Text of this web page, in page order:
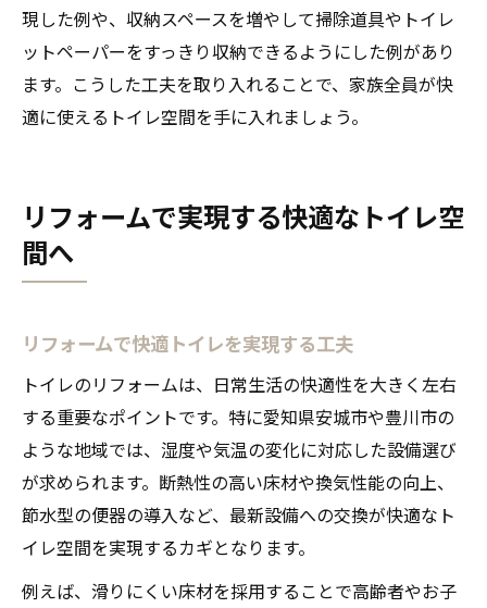
現した例や、収納スペースを増やして掃除道具やトイレ
ットペーパーをすっきり収納できるようにした例があり
ます。こうした工夫を取り入れることで、家族全員が快
適に使えるトイレ空間を手に入れましょう。
リフォームで実現する快適なトイレ空
間へ
リフォームで快適トイレを実現する工夫
トイレのリフォームは、日常生活の快適性を大きく左右
する重要なポイントです。特に愛知県安城市や豊川市の
ような地域では、湿度や気温の変化に対応した設備選び
が求められます。断熱性の高い床材や換気性能の向上、
節水型の便器の導入など、最新設備への交換が快適なト
イレ空間を実現するカギとなります。
例えば、滑りにくい床材を採用することで高齢者やお子